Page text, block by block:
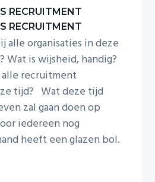
RECRUITMENT
RECRUITMENT
alle organisaties in deze
Wat is wijsheid, handig?
alle recruitment
tijd? Wat deze tijd
zal gaan doen op
iedereen nog
heeft een glazen bol.